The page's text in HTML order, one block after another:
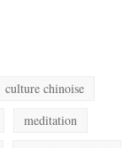
culture chinoise
meditation